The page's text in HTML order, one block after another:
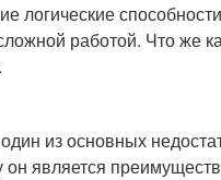
логические
работой. Что же
из основных
является